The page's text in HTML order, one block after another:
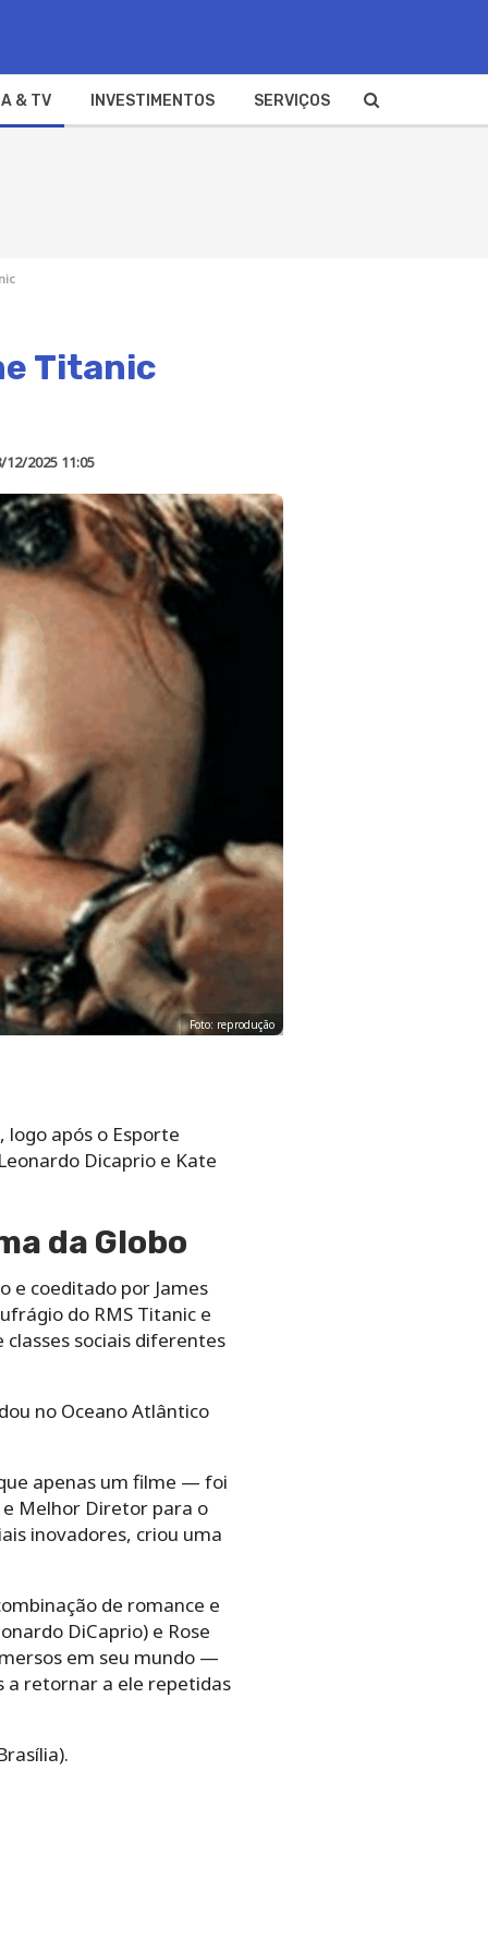
& TV INVESTIMENTOS SERVIÇOS
Titanic
12/2025 11:05
Foto: reprodução
após o Esporte
Dicaprio e Kate
da Globo
e coeditado por James
do RMS Titanic e
sociais diferentes
no Oceano Atlântico
apenas um filme — foi
e Melhor Diretor para o
inovadores, criou uma
de romance e
DiCaprio) e Rose
em seu mundo —
a retornar a ele repetidas